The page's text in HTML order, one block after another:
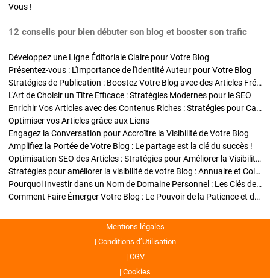
Vous !
12 conseils pour bien débuter son blog et booster son trafic
Développez une Ligne Éditoriale Claire pour Votre Blog
Présentez-vous : L'Importance de l'Identité Auteur pour Votre Blog
Stratégies de Publication : Boostez Votre Blog avec des Articles Fréquents et Exclusifs
L'Art de Choisir un Titre Efficace : Stratégies Modernes pour le SEO
Enrichir Vos Articles avec des Contenus Riches : Stratégies pour Captiver et Optimiser
Optimiser vos Articles grâce aux Liens
Engagez la Conversation pour Accroître la Visibilité de Votre Blog
Amplifiez la Portée de Votre Blog : Le partage est la clé du succès !
Optimisation SEO des Articles : Stratégies pour Améliorer la Visibilité de Votre Blog
Stratégies pour améliorer la visibilité de votre Blog : Annuaire et Collaborations
Pourquoi Investir dans un Nom de Domaine Personnel : Les Clés de la Réussite de Votre Blog
Comment Faire Émerger Votre Blog : Le Pouvoir de la Patience et de la Persévérance
Mentions légales
Conditions d’Utilisation
CGV
Cookies